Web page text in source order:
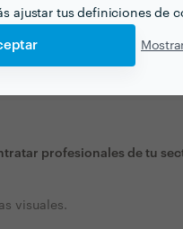
ajustar tus definiciones de
con tu trabajo?
Panama.
profesionales de tu
visuales.